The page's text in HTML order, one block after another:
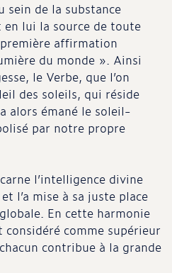
sein de la substance
lui la source de toute
affirmation
du monde ». Ainsi
le Verbe, que l’on
des soleils, qui réside
alors émané le soleil-
par notre propre
l’intelligence divine
l’a mise à sa juste place
En cette harmonie
considéré comme supérieur
contribue à la grande